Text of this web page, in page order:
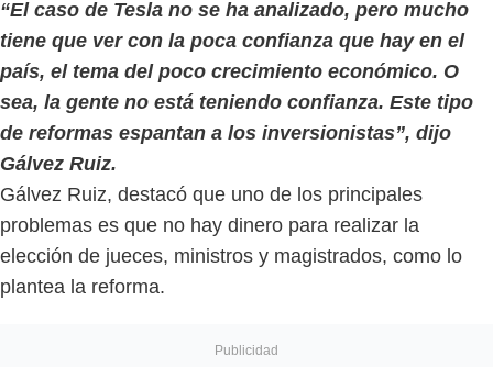
“El caso de Tesla no se ha analizado, pero mucho
tiene que ver con la poca confianza que hay en el
país, el tema del poco crecimiento económico. O
sea, la gente no está teniendo confianza. Este tipo
de reformas espantan a los inversionistas”, dijo
Gálvez Ruiz.
Gálvez Ruiz, destacó que uno de los principales
problemas es que no hay dinero para realizar la
elección de jueces, ministros y magistrados, como lo
plantea la reforma.